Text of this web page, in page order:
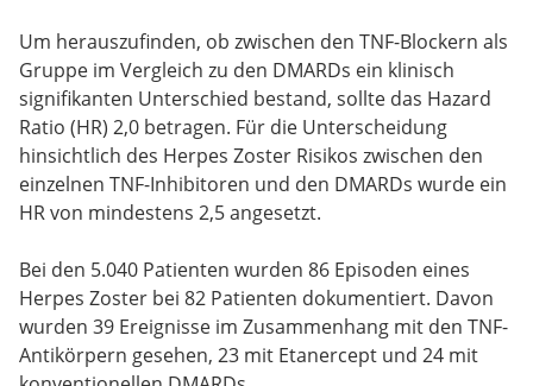
Um herauszufinden, ob zwischen den TNF-Blockern als
Gruppe im Vergleich zu den DMARDs ein klinisch
signifikanten Unterschied bestand, sollte das Hazard
Ratio (HR) 2,0 betragen. Für die Unterscheidung
hinsichtlich des Herpes Zoster Risikos zwischen den
einzelnen TNF-Inhibitoren und den DMARDs wurde ein
HR von mindestens 2,5 angesetzt.
Bei den 5.040 Patienten wurden 86 Episoden eines
Herpes Zoster bei 82 Patienten dokumentiert. Davon
wurden 39 Ereignisse im Zusammenhang mit den TNF-
Antikörpern gesehen, 23 mit Etanercept und 24 mit